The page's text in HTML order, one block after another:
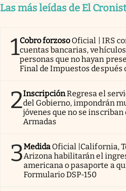
Las más leídas de El
1Cobro forzoso Oficial | IRS
cuentas bancarias,
personas que no hayan
Final de Impuestos
2InscripciónRegresa el
del Gobierno, impondrán
jóvenes que no se inscriban
Armadas
3Medida Oficial |California,
Arizona habilitarán el
americana o pasaporte a
Formulario DSP-150